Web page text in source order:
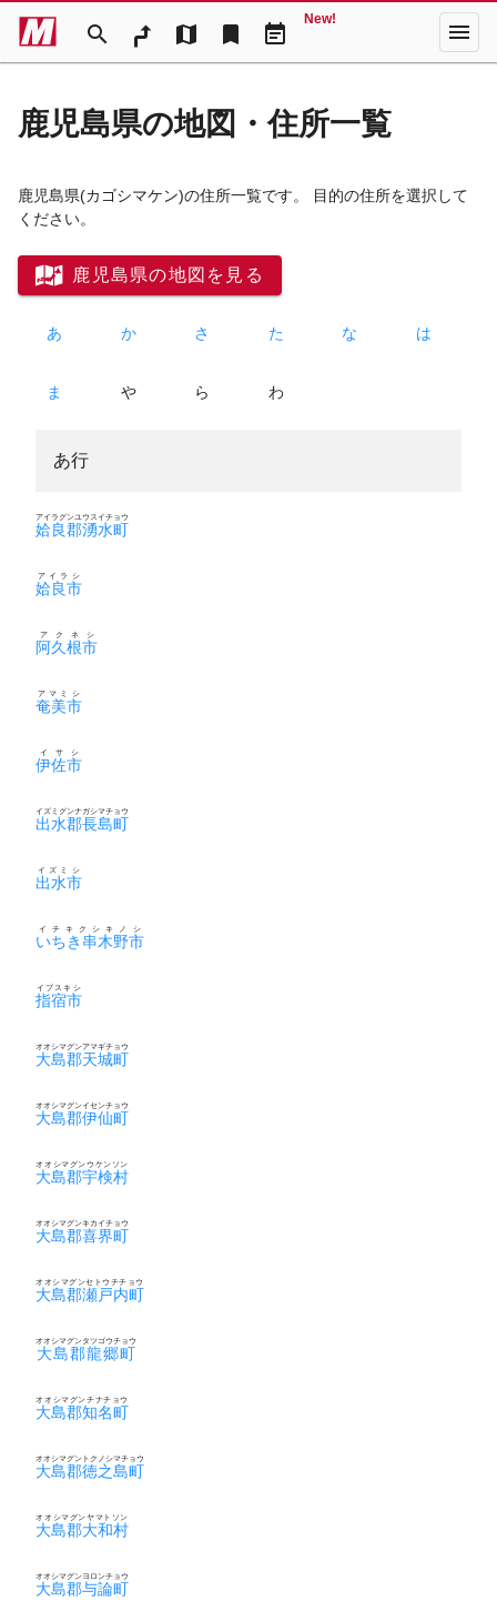
search map bookmark event_note
New! menu
鹿児島県の地図・住所一覧
鹿児島県(カゴシマケン)の住所一覧です。 目的の住所を選択して
ください。
鹿児島県の地図を見る
あ か さ た な は
ま や ら わ
あ行
姶良郡湧水町
アイラグンユウスイチョウ
姶良市
アイラシ
阿久根市
アクネシ
奄美市
アマミシ
伊佐市
イサシ
出水郡長島町
イズミグンナガシマチョウ
出水市
イズミシ
いちき串木野市
イチキクシキノシ
指宿市
イブスキシ
大島郡天城町
オオシマグンアマギチョウ
大島郡伊仙町
オオシマグンイセンチョウ
大島郡宇検村
オオシマグンウケンソン
大島郡喜界町
オオシマグンキカイチョウ
大島郡瀬戸内町
オオシマグンセトウチチョウ
大島郡龍郷町
オオシマグンタツゴウチョウ
大島郡知名町
オオシマグンチナチョウ
大島郡徳之島町
オオシマグントクノシマチョウ
大島郡大和村
オオシマグンヤマトソン
大島郡与論町
オオシマグンヨロンチョウ